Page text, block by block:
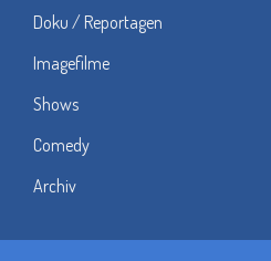
Doku / Reportagen
Imagefilme
Shows
Comedy
Archiv